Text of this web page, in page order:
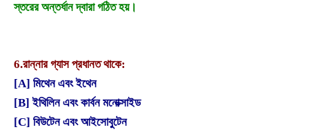
স্তরের অন্তর্ধান দ্বারা গঠিত হয়।
6.রান্নার গ্যাস প্রধানত থাকে:
[A] মিথেন এবং ইথেন
[B] ইথিলিন এবং কার্বন মনোক্সাইড
[C] বিউটেন এবং আইসোবুটেন